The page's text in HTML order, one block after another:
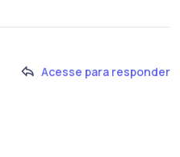
Acesse para responder